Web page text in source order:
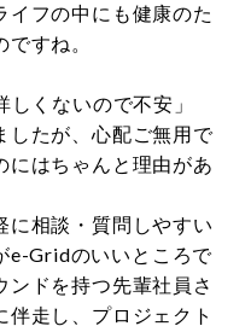
イフの中にも健康のた
すね。
くないので不安」
したが、心配ご無用で
にはちゃんと理由があ
に相談・質問しやすい
e-Gridのいいところで
ドを持つ先輩社員さ
走し、プロジェクト